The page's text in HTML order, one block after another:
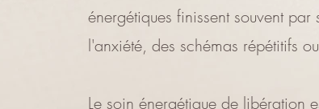
énergétiques finissent souvent
l'anxiété, des schémas répétitifs
Le soin énergétique de libération